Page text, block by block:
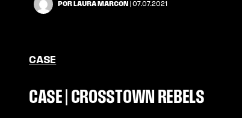
POR LAURA MARCON | 07.07.2021
CASE
CASE | CROSSTOWN REBELS